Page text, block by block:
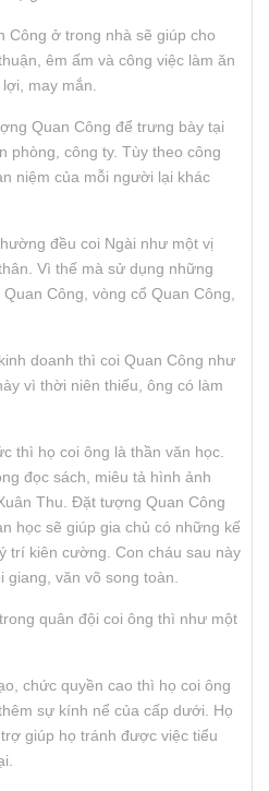
Công ở trong nhà sẽ giúp cho
êm ấm và công việc làm ăn
may mắn.
Quan Công để trưng bày tại
phòng, công ty. Tùy theo công
niệm của mỗi người lại khác
đều coi Ngài như một vị
Vì thế mà sử dụng những
Công, vòng cổ Quan Công,
doanh thì coi Quan Công như
vì thời niên thiếu, ông có làm
thì họ coi ông là thần văn học.
đọc sách, miêu tả hình ảnh
Thu. Đặt tượng Quan Công
học sẽ giúp gia chủ có những kế
trí kiên cường. Con cháu sau này
văn võ song toàn.
quân đội coi ông thì như một
chức quyền cao thì họ coi ông
sự kính nể của cấp dưới. Họ
giúp họ tránh được việc tiểu